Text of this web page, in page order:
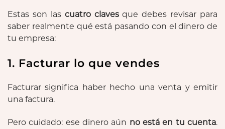
Estas son las cuatro clavesque debes revisar para
saber realmente qué está pasando con el dinero de
tu empresa:
1. Facturar lo que vendes
Facturar significa haber hecho una venta y emitir
una factura.
Pero cuidado: ese dinero aún no está en tu cuenta.